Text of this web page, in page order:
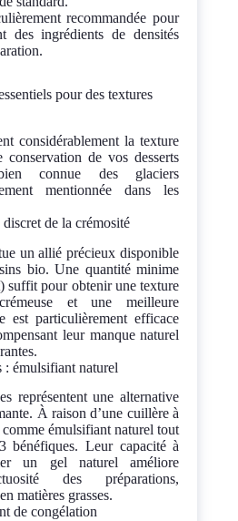
recommandée pour
des ingrédients de densités
pour des textures
considérablement la texture
de vos desserts
connue des glaciers
mentionnée dans les
de la crémosité
un allié précieux disponible
bio. Une quantité minime
suffit pour obtenir une texture
et une meilleure
est particulièrement efficace
leur manque naturel
: émulsifiant naturel
représentent une alternative
À raison d’une cuillère à
émulsifiant naturel tout
bénéfiques. Leur capacité à
un gel naturel améliore
des préparations,
matières grasses.
de congélation